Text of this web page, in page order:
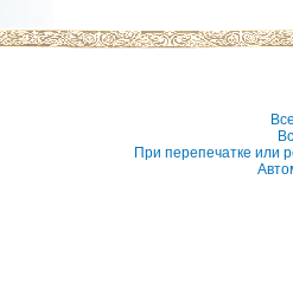
При перепечатке или